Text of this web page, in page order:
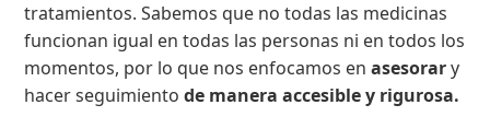
tratamientos. Sabemos que no todas las medicinas
funcionan igual en todas las personas ni en todos los
momentos, por lo que nos enfocamos enasesorary
hacer seguimientode manera accesible y rigurosa.